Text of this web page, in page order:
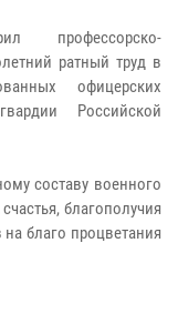
профессорско-
ратный труд в
офицерских
Российской
составу военного
благополучия
благо процветания